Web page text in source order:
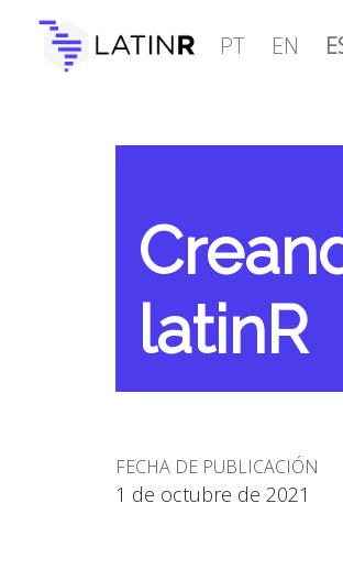
PT EN
latinR
FECHA DE PUBLICACIÓN
1 de octubre de 2021